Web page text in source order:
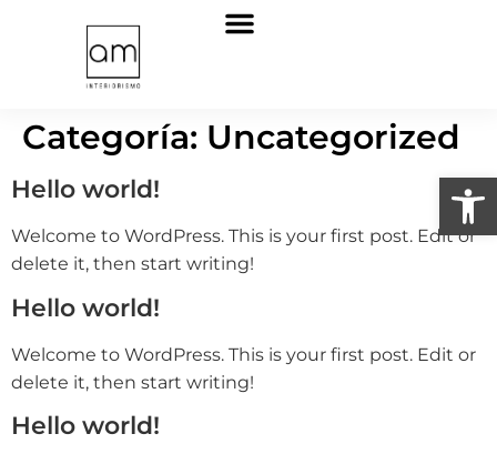
Categoría: Uncategorized
Hello world!
Welcome to WordPress. This is your first post. Edit or
delete it, then start writing!
Hello world!
Welcome to WordPress. This is your first post. Edit or
delete it, then start writing!
Hello world!